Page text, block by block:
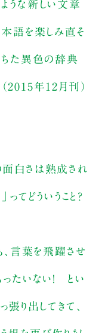
うな新しい文章
本語を楽しみ直そ
ちた異色の辞典
2015年12月刊）
面白さは熟成され
ってどういうこと？
、言葉を飛躍させ
たいない！ とい
張り出してきて、